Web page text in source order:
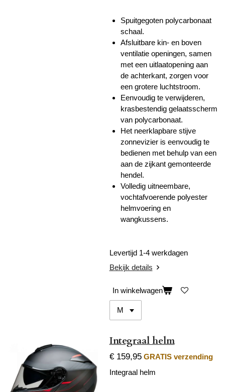
Spuitgegoten polycarbonaat
schaal.
Afsluitbare kin- en boven
ventilatie openingen, samen
met een uitlaatopening aan
de achterkant, zorgen voor
een grotere luchtstroom.
Eenvoudig te verwijderen,
krasbestendig gelaatsscherm
van polycarbonaat.
Het neerklapbare stijve
zonnevizier is eenvoudig te
bedienen met behulp van een
aan de zijkant gemonteerde
hendel.
Volledig uitneembare,
vochtafvoerende polyester
helmvoering en
wangkussens.
Levertijd 1-4 werkdagen
Bekijk details
In winkelwagen
Integraal helm
€ 159,95 GRATIS verzending
Integraal helm